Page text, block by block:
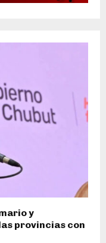
y
provincias con